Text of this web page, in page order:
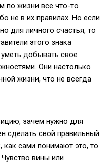
по жизни все что-то
не в их правилах. Но если
для личного счастья, то
этого знака
добывать свое
Они настолько
жизни, что не всегда
зачем нужно для
сделать свой правильный
сами понимают это, то
вины или